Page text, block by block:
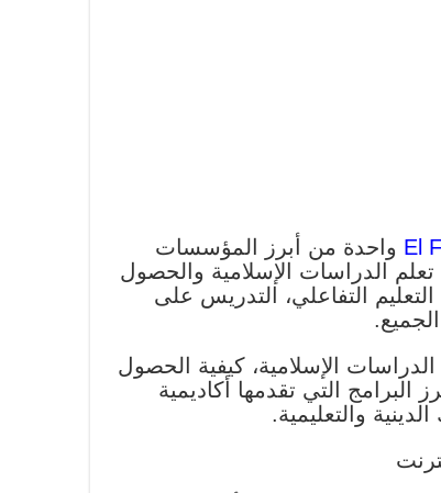
El واحدة من أبرز المؤسسات
الدراسات الإسلامية والحصول
التفاعلي، التدريس على
الإسلامية، كيفية الحصول
البرامج التي تقدمها أكاديمية
والتعليمية.